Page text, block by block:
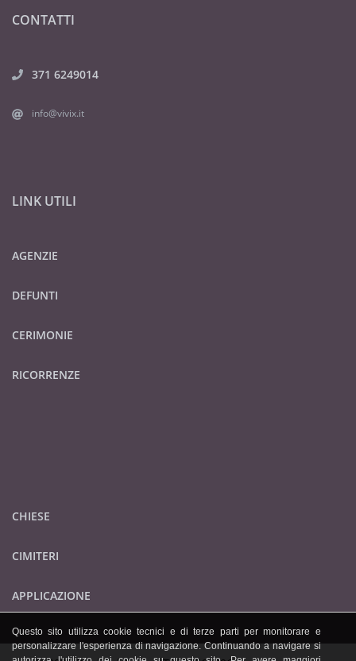
CONTATTI
371 6249014
info@vivix.it
LINK UTILI
AGENZIE
DEFUNTI
CERIMONIE
RICORRENZE
CHIESE
CIMITERI
APPLICAZIONE
Questo sito utilizza cookie tecnici e di terze parti per monitorare e
personalizzare l'esperienza di navigazione. Continuando a navigare si